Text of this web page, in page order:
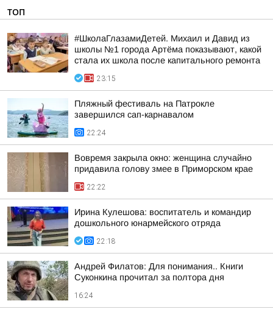
ТОП
#ШколаГлазамиДетей. Михаил и Давид из
школы №1 города Артёма показывают, какой
стала их школа после капитального ремонта
23:15
Пляжный фестиваль на Патрокле
завершился сап-карнавалом
22:24
Вовремя закрыла окно: женщина случайно
придавила голову змее в Приморском крае
22:22
Ирина Кулешова: воспитатель и командир
дошкольного юнармейского отряда
22:18
Андрей Филатов: Для понимания.. Книги
Суконкина прочитал за полтора дня
16:24